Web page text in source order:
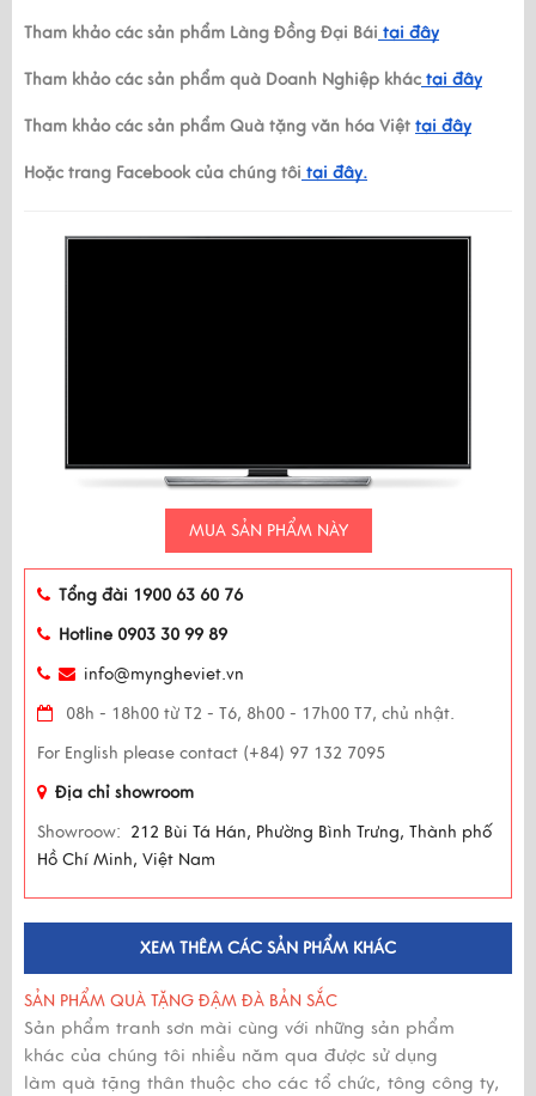
Tham khảo các sản phẩm Làng Đồng Đại Bái tại đây
Tham khảo các sản phẩm quà Doanh Nghiệp khác tại đây
Tham khảo các sản phẩm Quà tặng văn hóa Việt tại đây
Hoặc trang Facebook của chúng tôi tại đây.
MUA SẢN PHẨM NÀY
Tổng đài 1900 63 60 76
Hotline 0903 30 99 89
info@myngheviet.vn
08h - 18h00 từ T2 - T6, 8h00 - 17h00 T7, chủ nhật.
For English please contact (+84) 97 132 7095
Địa chỉ showroom
Showroow: 212 Bùi Tá Hán, Phường Bình Trưng, Thành phố
Hồ Chí Minh, Việt Nam
XEM THÊM CÁC SẢN PHẨM KHÁC
SẢN PHẨM QUÀ TẶNG ĐẬM ĐÀ BẢN SẮC
Sản phẩm tranh sơn mài cùng với những sản phẩm
khác của chúng tôi nhiều năm qua được sử dụng
làm quà tặng thân thuộc cho các tổ chức, tông công ty,